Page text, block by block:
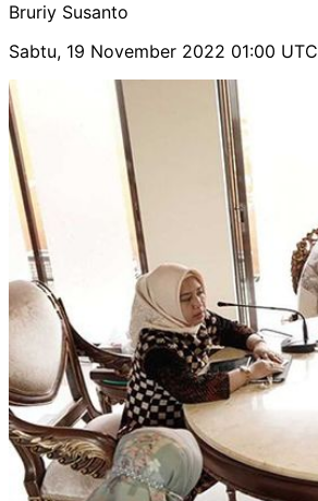
Bruriy Susanto
Sabtu, 19 November 2022 01:00 UTC